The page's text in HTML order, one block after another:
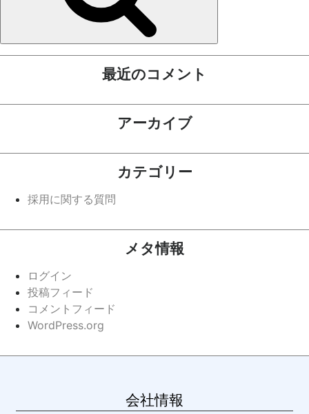
最近のコメント
アーカイブ
カテゴリー
採用に関する質問
メタ情報
ログイン
投稿フィード
コメントフィード
WordPress.org
会社情報